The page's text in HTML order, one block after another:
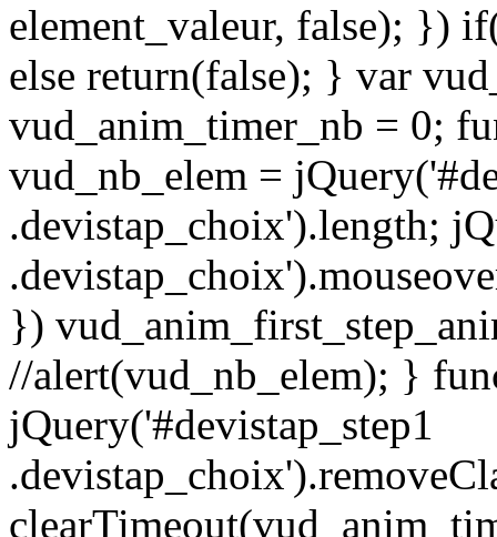
element_valeur, false); })
else return(false); } var
vud_anim_timer_nb = 0;
vud_nb_elem =
.devistap_choix').length;
})
//alert(vud_nb_elem); }
jQuery('#devistap_step1